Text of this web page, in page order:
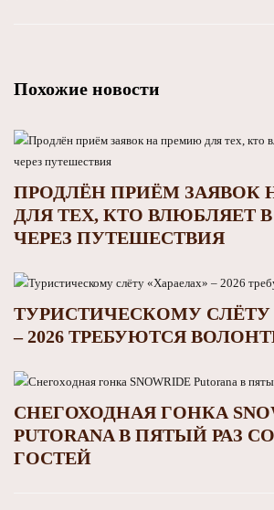
Похожие новости
ПРОДЛЁН ПРИЁМ ЗАЯВОК
ДЛЯ ТЕХ, КТО ВЛЮБЛЯЕТ
ЧЕРЕЗ ПУТЕШЕСТВИЯ
ТУРИСТИЧЕСКОМУ СЛЁТУ
– 2026 ТРЕБУЮТСЯ
СНЕГОХОДНАЯ ГОНКА
PUTORANA В ПЯТЫЙ РАЗ
ГОСТЕЙ